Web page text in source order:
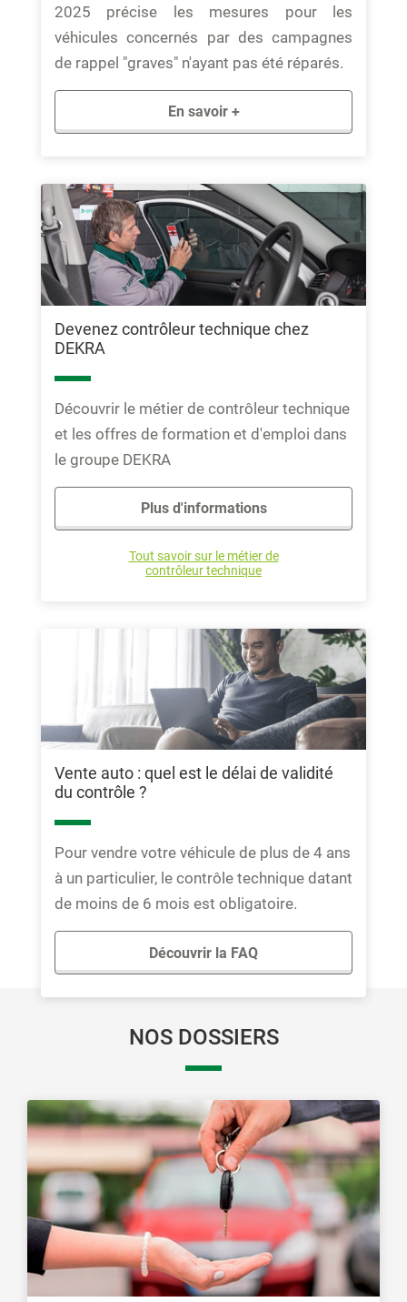
2025 précise les mesures pour les
véhicules concernés par des campagnes
de rappel "graves" n'ayant pas été réparés.
En savoir +
Devenez contrôleur technique chez
DEKRA
Découvrir le métier de contrôleur technique
et les offres de formation et d'emploi dans
le groupe DEKRA
Plus d'informations
Tout savoir sur le métier de
contrôleur technique
Vente auto : quel est le délai de validité
du contrôle ?
Pour vendre votre véhicule de plus de 4 ans
à un particulier, le contrôle technique datant
de moins de 6 mois est obligatoire.
Découvrir la FAQ
NOS DOSSIERS